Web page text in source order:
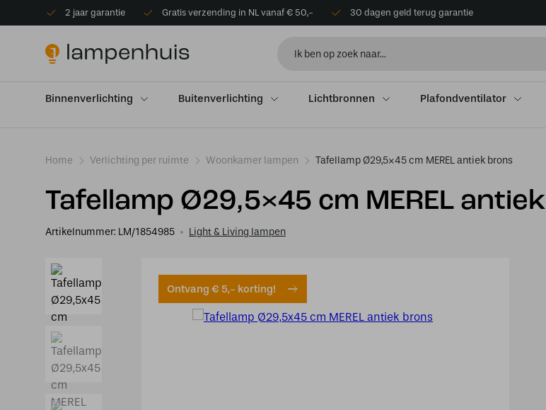
2 jaar garantie Gratis verzending in NL vanaf € 50,- 30 dagen geld terug garantie
Binnenverlichting Buitenverlichting Lichtbronnen Plafondventilator
Home Verlichting per ruimte Woonkamer lampen Tafellamp Ø29,5×45 cm MEREL antiek brons
Tafellamp Ø29,5×45 cm MEREL
Artikelnummer: LM/1854985 Light & Living lampen
Ontvang € 5,- korting!